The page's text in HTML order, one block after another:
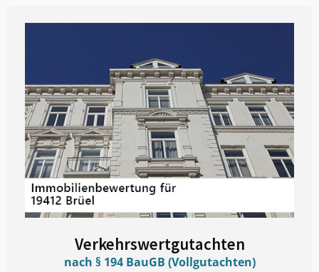
Verkehrswertgutachten
nach § 194 BauGB (Vollgutachten)